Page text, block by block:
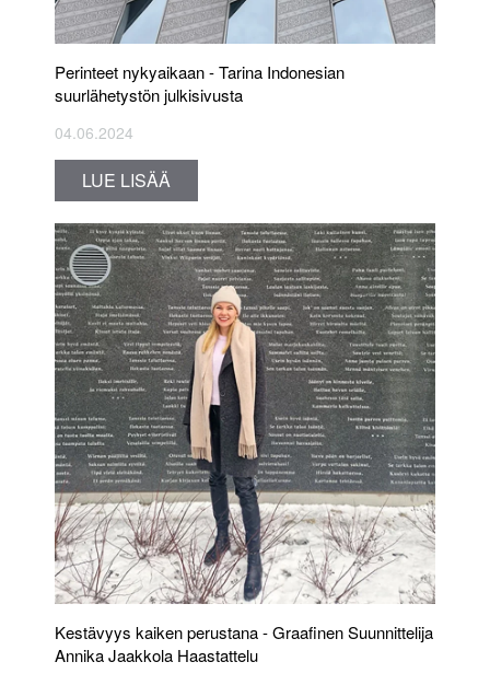
Perinteet nykyaikaan - Tarina Indonesian
suurlähetystön julkisivusta
04.06.2024
LUE LISÄÄ
Kestävyys kaiken perustana - Graafinen Suunnittelija
Annika Jaakkola Haastattelu